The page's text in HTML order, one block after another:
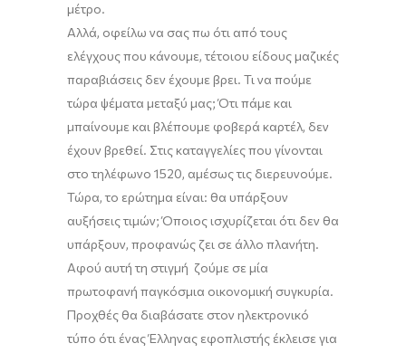
μέτρο.
Αλλά, οφείλω να σας πω ότι από τους
ελέγχους που κάνουμε, τέτοιου είδους μαζικές
παραβιάσεις δεν έχουμε βρει. Τι να πούμε
τώρα ψέματα μεταξύ μας; Ότι πάμε και
μπαίνουμε και βλέπουμε φοβερά καρτέλ, δεν
έχουν βρεθεί. Στις καταγγελίες που γίνονται
στο τηλέφωνο 1520, αμέσως τις διερευνούμε.
Τώρα, το ερώτημα είναι: θα υπάρξουν
αυξήσεις τιμών; Όποιος ισχυρίζεται ότι δεν θα
υπάρξουν, προφανώς ζει σε άλλο πλανήτη.
Αφού αυτή τη στιγμή ζούμε σε μία
πρωτοφανή παγκόσμια οικονομική συγκυρία.
Προχθές θα διαβάσατε στον ηλεκτρονικό
τύπο ότι ένας Έλληνας εφοπλιστής έκλεισε για